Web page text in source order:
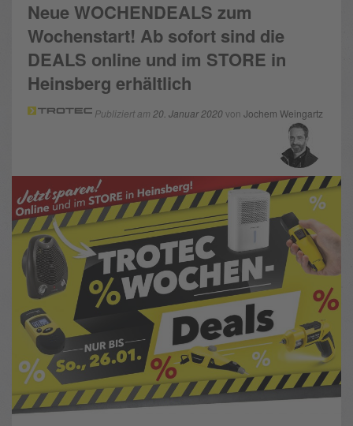
Neue WOCHENDEALS zum
Wochenstart! Ab sofort sind die
DEALS online und im STORE in
Heinsberg erhältlich
Publiziert am 20. Januar 2020von Jochem Weingartz